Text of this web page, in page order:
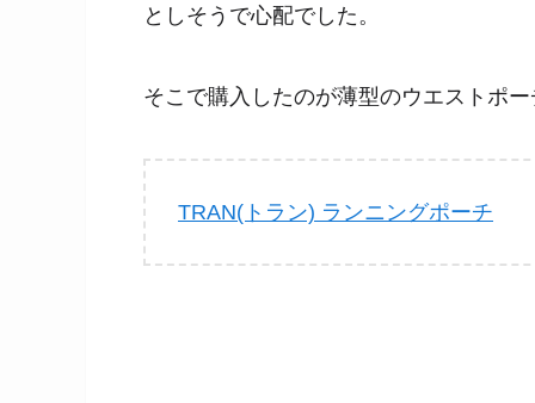
としそうで心配でした。
そこで購入したのが薄型のウエストポ
TRAN(トラン) ランニングポーチ